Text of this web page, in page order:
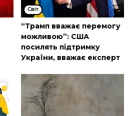
Cвіт
“Трамп вважає перемогу
можливою”: США
посилять підтримку
України, вважає експерт